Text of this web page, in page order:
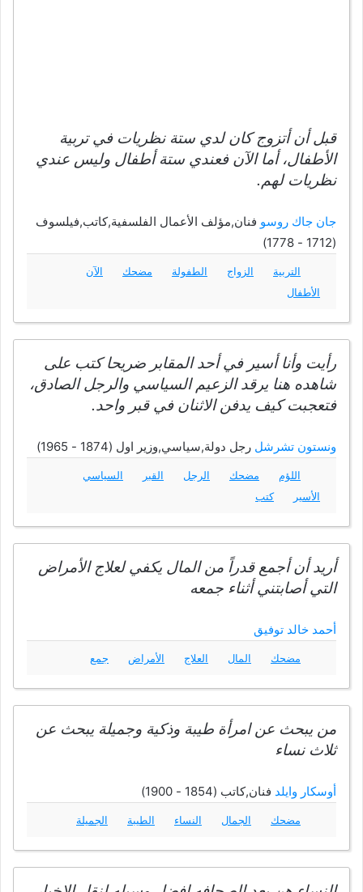
قبل أن أتزوج كان لدي ستة نظريات في تربية
الأطفال، أما الآن فعندي ستة أطفال وليس عندي
نظريات لهم.
جان جاك روسو فنان,مؤلف الأعمال الفلسفية,كاتب,فيلسوف
(1712 - 1778)
التربية الزواج الطفولة مضحك
الآن
الأطفال
رأيت وأنا أسير في أحد المقابر ضريحا كتب على
شاهده هنا يرقد الزعيم السياسي والرجل الصادق،
فتعجبت كيف يدفن الاثنان في قبر واحد.
ونستون تشرشل رجل دولة,سياسي,وزير اول (1874 - 1965)
اللؤم مضحك الرجل القبر
السياسي
الأسير
كتب
أريد أن أجمع قدراً من المال يكفي لعلاج الأمراض
التي أصابتني أثناء جمعه
أحمد خالد توفيق
مضحك المال العلاج الأمراض جمع
من يبحث عن امرأة طيبة وذكية وجميلة يبحث عن
ثلاث نساء
أوسكار وايلد فنان,كاتب (1854 - 1900)
مضحك الجمال النساء الطيبة الجميلة